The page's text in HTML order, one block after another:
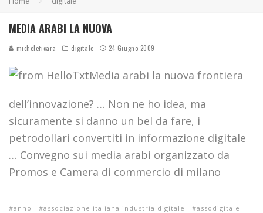
MEDIA ARABI LA NUOVA
micheleficara digitale 24 Giugno 2009
Media arabi la nuova frontiera
dell’innovazione? … Non ne ho idea, ma
sicuramente si danno un bel da fare, i
petrodollari convertiti in informazione digitale
… Convegno sui media arabi organizzato da
Promos e Camera di commercio di milano
anno associazione italiana industria digitale
assodigitale